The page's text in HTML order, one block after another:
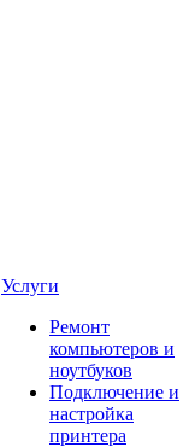
Услуги
Ремонт
компьютеров и
ноутбуков
Подключение и
настройка
принтера